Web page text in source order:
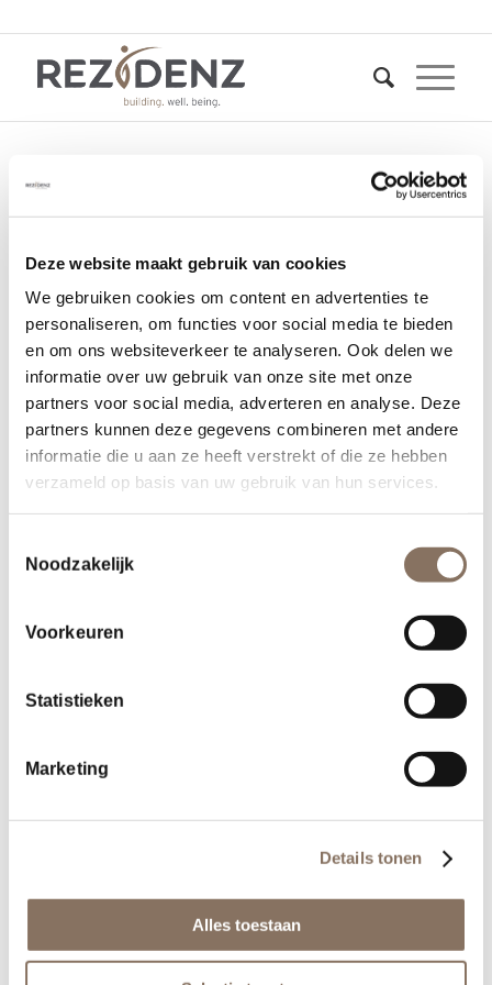
Deze website maakt gebruik van cookies
We gebruiken cookies om content en advertenties te
personaliseren, om functies voor social media te bieden
en om ons websiteverkeer te analyseren. Ook delen we
informatie over uw gebruik van onze site met onze
partners voor social media, adverteren en analyse. Deze
partners kunnen deze gegevens combineren met andere
informatie die u aan ze heeft verstrekt of die ze hebben
verzameld op basis van uw gebruik van hun services.
Noodzakelijk
Voorkeuren
Statistieken
Marketing
Details tonen
Alles toestaan
els-waalwijk-rezidenz
23 mei 2025
Deel dit stuk